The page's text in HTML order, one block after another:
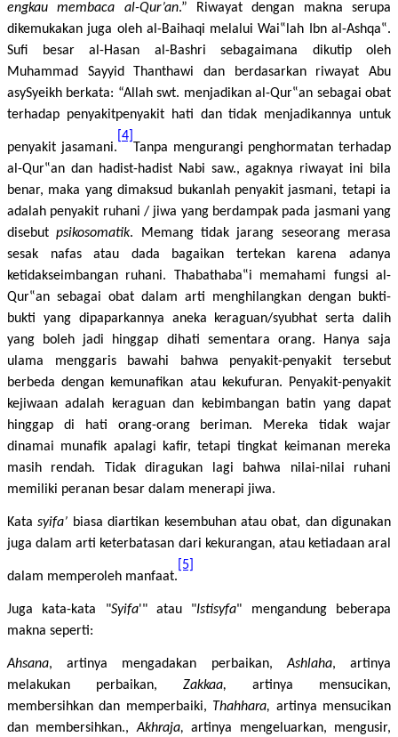
engkau membaca al-Qur’an.” Riwayat dengan makna serupa
dikemukakan juga oleh al-Baihaqi melalui Wai‟lah Ibn al-Ashqa‟.
Sufi besar al-Hasan al-Bashri sebagaimana dikutip oleh
Muhammad Sayyid Thanthawi dan berdasarkan riwayat Abu
asySyeikh berkata: “Allah swt. menjadikan al-Qur‟an sebagai obat
terhadap penyakitpenyakit hati dan tidak menjadikannya untuk
penyakit jasamani.
[4]
Tanpa mengurangi penghormatan terhadap
al-Qur‟an dan hadist-hadist Nabi saw., agaknya riwayat ini bila
benar, maka yang dimaksud bukanlah penyakit jasmani, tetapi ia
adalah penyakit ruhani / jiwa yang berdampak pada jasmani yang
disebutpsikosomatik. Memang tidak jarang seseorang merasa
sesak nafas atau dada bagaikan tertekan karena adanya
ketidakseimbangan ruhani. Thabathaba‟i memahami fungsi al-
Qur‟an sebagai obat dalam arti menghilangkan dengan bukti-
bukti yang dipaparkannya aneka keraguan/syubhat serta dalih
yang boleh jadi hinggap dihati sementara orang. Hanya saja
ulama menggaris bawahi bahwa penyakit-penyakit tersebut
berbeda dengan kemunafikan atau kekufuran. Penyakit-penyakit
kejiwaan adalah keraguan dan kebimbangan batin yang dapat
hinggap di hati orang-orang beriman. Mereka tidak wajar
dinamai munafik apalagi kafir, tetapi tingkat keimanan mereka
masih rendah. Tidak diragukan lagi bahwa nilai-nilai ruhani
memiliki peranan besar dalam menerapi jiwa.
Katasyifa’ biasa diartikan kesembuhan atau obat, dan digunakan
juga dalam arti keterbatasan dari kekurangan, atau ketiadaan aral
dalam memperoleh manfaat.
[5]
Juga kata-kata "Syifa'" atau "Istisyfa" mengandung beberapa
makna seperti:
Ahsana, artinya mengadakan perbaikan,Ashlaha, artinya
melakukan perbaikan, Zakkaa, artinya mensucikan,
membersihkan dan memperbaiki, Thahhara, artinya mensucikan
dan membersihkan.,Akhraja,artinya mengeluarkan, mengusir,